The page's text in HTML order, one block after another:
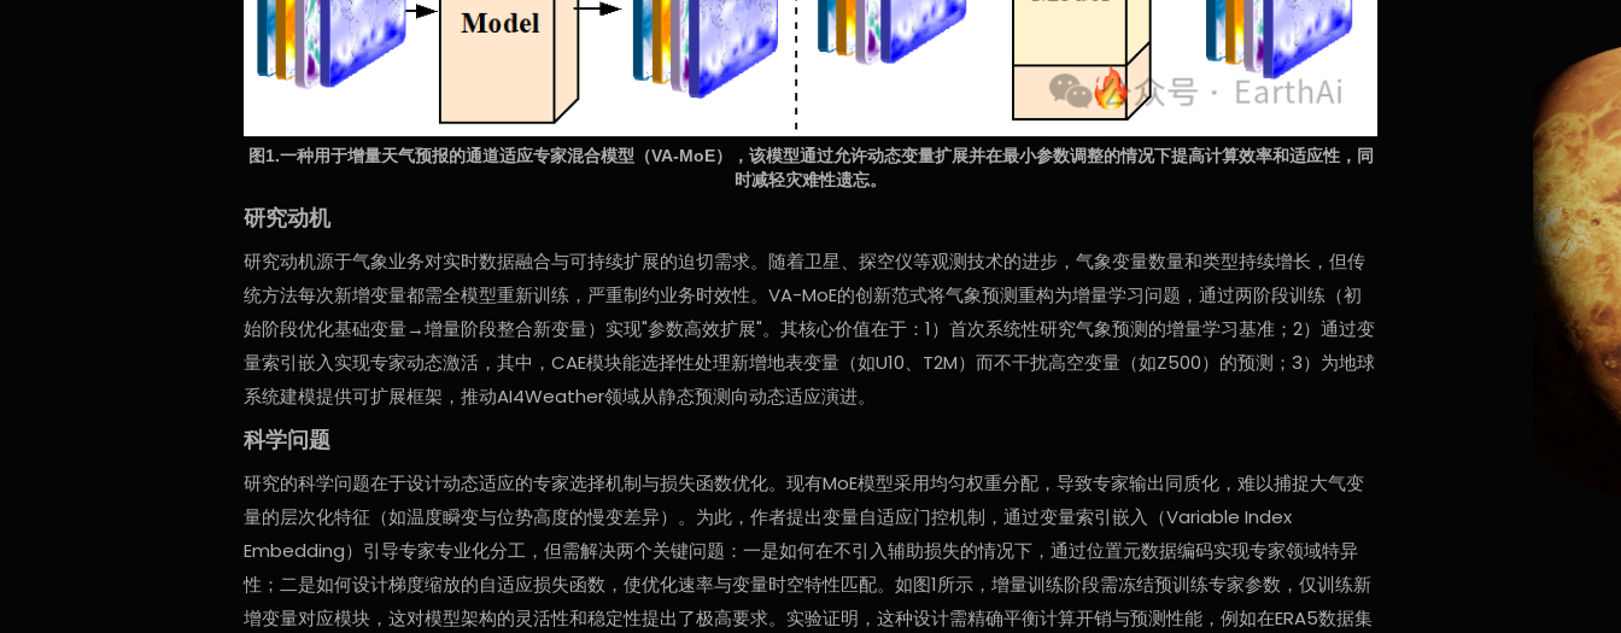
图1.一种用于增量天气预报的通道适应专家混合模型（VA-MoE），该模型通过允许动态变量扩展并在最小参数调整的情况下提高计算效率和适应性，同
时减轻灾难性遗忘。
研究动机
研究动机源于气象业务对实时数据融合与可持续扩展的迫切需求。随着卫星、探空仪等观测技术的进步，气象变量数量和类型持续增长，但传
统方法每次新增变量都需全模型重新训练，严重制约业务时效性。VA-MoE的创新范式将气象预测重构为增量学习问题，通过两阶段训练（初
始阶段优化基础变量→增量阶段整合新变量）实现"参数高效扩展"。其核心价值在于：1）首次系统性研究气象预测的增量学习基准；2）通过变
量索引嵌入实现专家动态激活，其中，CAE模块能选择性处理新增地表变量（如U10、T2M）而不干扰高空变量（如Z500）的预测；3）为地球
系统建模提供可扩展框架，推动AI4Weather领域从静态预测向动态适应演进。
科学问题
研究的科学问题在于设计动态适应的专家选择机制与损失函数优化。现有MoE模型采用均匀权重分配，导致专家输出同质化，难以捕捉大气变
量的层次化特征（如温度瞬变与位势高度的慢变差异）。为此，作者提出变量自适应门控机制，通过变量索引嵌入（Variable Index
Embedding）引导专家专业化分工，但需解决两个关键问题：一是如何在不引入辅助损失的情况下，通过位置元数据编码实现专家领域特异
性；二是如何设计梯度缩放的自适应损失函数，使优化速率与变量时空特性匹配。如图1所示，增量训练阶段需冻结预训练专家参数，仅训练新
增变量对应模块，这对模型架构的灵活性和稳定性提出了极高要求。实验证明，这种设计需精确平衡计算开销与预测性能，例如在ERA5数据集